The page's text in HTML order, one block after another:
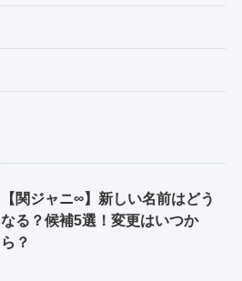
【関ジャニ∞】新しい名前はどう
なる？候補5選！変更はいつか
ら？